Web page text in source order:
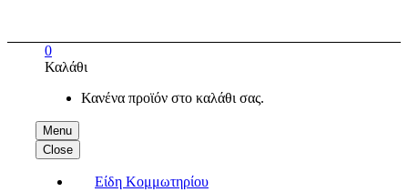
Menu
Close
Είδη Κομμωτηρίου
0
Καλάθι
Κανένα προϊόν στο καλάθι σας.